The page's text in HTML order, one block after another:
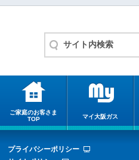
ご家庭のお客さま
TOP
マイ大阪ガス
プライバシーポリシー